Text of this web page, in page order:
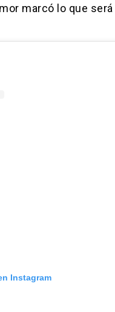
marcó lo que
Instagram